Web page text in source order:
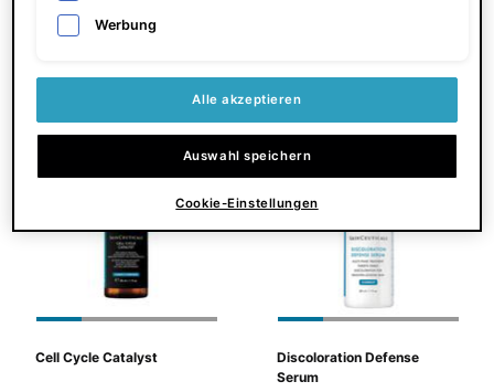
Preis pro Einheit (5.000,00 € /
Cell Cycle Catalyst
Discoloration Defense
Serum
Werbung
Alle akzeptieren
Auswahl speichern
Cookie-Einstellungen